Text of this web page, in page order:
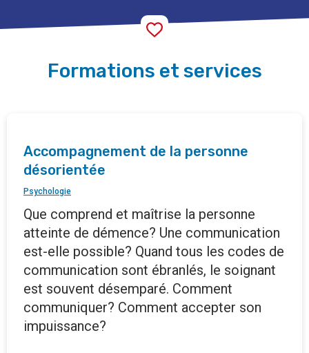
Formations et services
Accompagnement de la personne
désorientée
Psychologie
Que comprend et maîtrise la personne
atteinte de démence? Une communication
est-elle possible? Quand tous les codes de
communication sont ébranlés, le soignant
est souvent désemparé. Comment
communiquer? Comment accepter son
impuissance?